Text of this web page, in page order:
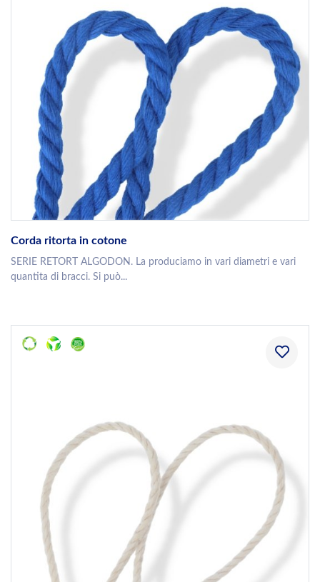
Corda ritorta in cotone
SERIE RETORT ALGODON. La produciamo in vari diametri e vari
quantita di bracci. Si può...